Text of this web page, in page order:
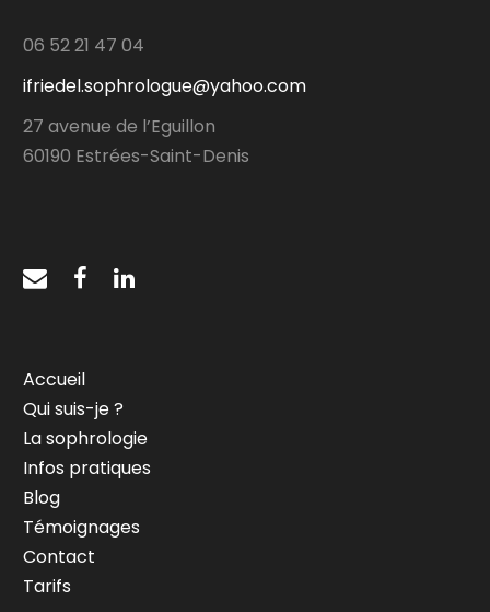
06 52 21 47 04
ifriedel.sophrologue@yahoo.com
27 avenue de l’Eguillon
60190 Estrées-Saint-Denis
Accueil
Qui suis-je ?
La sophrologie
Infos pratiques
Blog
Témoignages
Contact
Tarifs